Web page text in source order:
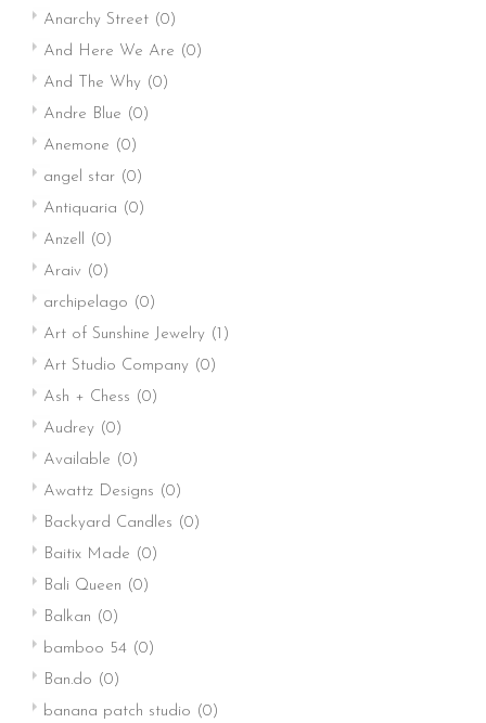
Anarchy Street (0)
And Here We Are (0)
And The Why (0)
Andre Blue (0)
Anemone (0)
angel star (0)
Antiquaria (0)
Anzell (0)
Araiv (0)
archipelago (0)
Art of Sunshine Jewelry (1)
Art Studio Company (0)
Ash + Chess (0)
Audrey (0)
Available (0)
Awattz Designs (0)
Backyard Candles (0)
Baitix Made (0)
Bali Queen (0)
Balkan (0)
bamboo 54 (0)
Ban.do (0)
banana patch studio (0)